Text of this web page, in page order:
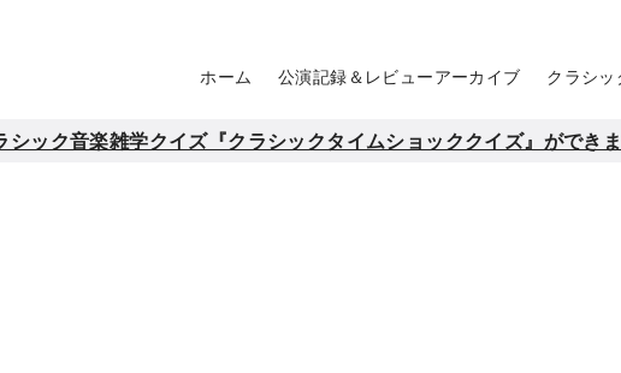
ホーム 公演記録＆レビューアーカイブ クラシッ
シック音楽雑学クイズ『クラシックタイムショッククイズ』ができ